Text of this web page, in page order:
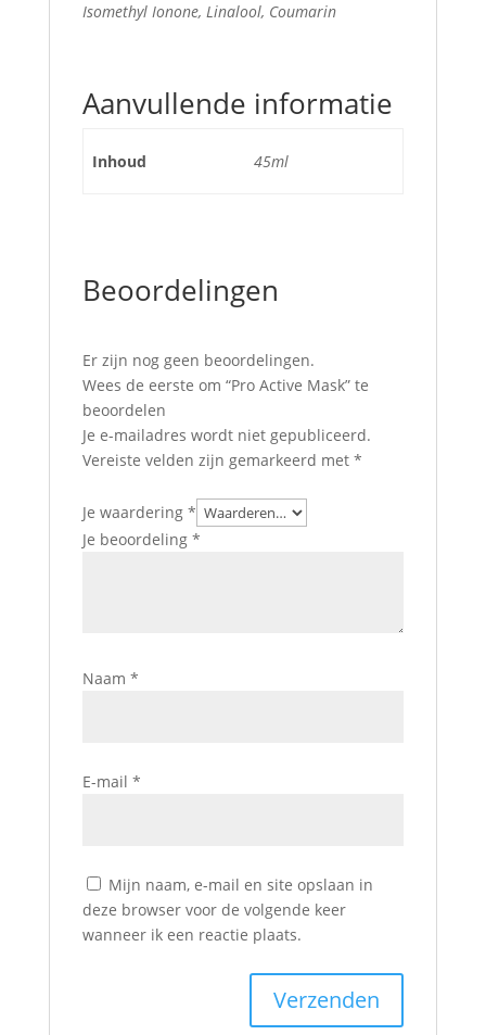
Isomethyl Ionone, Linalool, Coumarin
Aanvullende informatie
Inhoud 45ml
Beoordelingen
Er zijn nog geen beoordelingen.
Wees de eerste om “Pro Active Mask” te
beoordelen
Je e-mailadres wordt niet gepubliceerd.
Vereiste velden zijn gemarkeerd met *
Je waardering *
Je beoordeling *
Naam *
E-mail *
Mijn naam, e-mail en site opslaan in
deze browser voor de volgende keer
wanneer ik een reactie plaats.